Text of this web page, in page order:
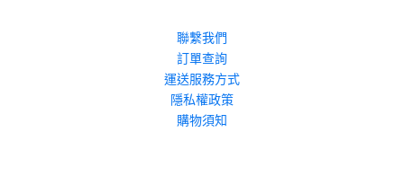
聯繫我們
訂單查詢
運送服務方式
隱私權政策
購物須知